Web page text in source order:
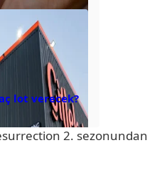
lot verecek?
2. sezonundan